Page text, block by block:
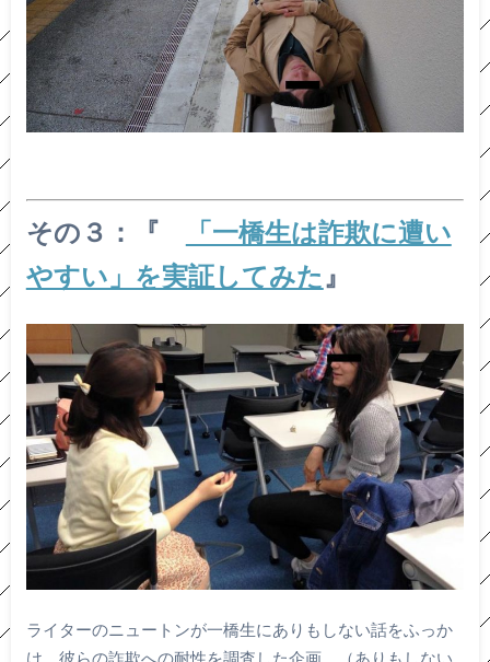
その３：『
「一橋生は詐欺に遭い
やすい」を実証してみた 』
ライターのニュートンが一橋生にありもしない話をふっか
け、彼らの詐欺への耐性を調査した企画。（ありもしない